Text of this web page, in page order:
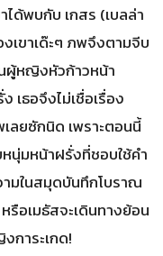
ได้พบกับ เกสร (เบลล่า
ขาเด๊ะๆ ภพจึงตามจีบ
ผู้หญิงหัวก้าวหน้า
เธอจึงไม่เชื่อเรื่อง
ลยซักนิด เพราะตอนนี้
นุ่มหน้าฝรั่งที่ชอบใช้คำ
มในสมุดบันทึกโบราณ
อเมธัสจะเดินทางย้อน
การะเกด!